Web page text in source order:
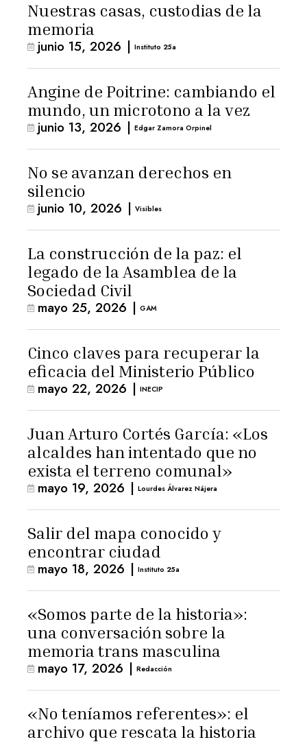
Nuestras casas, custodias de la
memoria
junio 15, 2026 | Instituto 25a
Angine de Poitrine: cambiando el
mundo, un microtono a la vez
junio 13, 2026 | Edgar Zamora Orpinel
No se avanzan derechos en
silencio
junio 10, 2026 | Visibles
La construcción de la paz: el
legado de la Asamblea de la
Sociedad Civil
mayo 25, 2026 | GAM
Cinco claves para recuperar la
eficacia del Ministerio Público
mayo 22, 2026 | INECIP
Juan Arturo Cortés García: «Los
alcaldes han intentado que no
exista el terreno comunal»
mayo 19, 2026 | Lourdes Álvarez Nájera
Salir del mapa conocido y
encontrar ciudad
mayo 18, 2026 | Instituto 25a
«Somos parte de la historia»:
una conversación sobre la
memoria trans masculina
mayo 17, 2026 | Redacción
«No teníamos referentes»: el
archivo que rescata la historia